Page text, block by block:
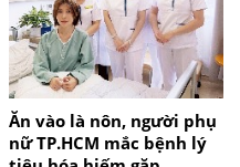
Ăn vào là nôn, người phụ
nữ TP.HCM mắc bệnh lý